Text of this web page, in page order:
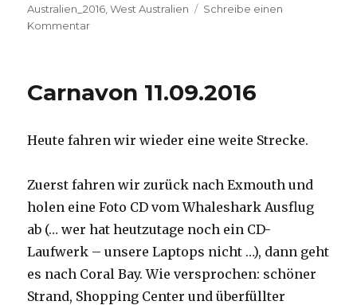
am
Australien_2016 ,West Australien
Schreibe einen
Kommentarzu
Carnavon 11.09.2016
Heute fahren wir wieder eine weite Strecke.
Zuerst fahren wir zurück nach Exmouth und
holen eine Foto CD vom Whaleshark Ausflug
ab (… wer hat heutzutage noch ein CD-
Laufwerk – unsere Laptops nicht …), dann geht
es nach Coral Bay. Wie versprochen: schöner
Strand, Shopping Center und überfüllter